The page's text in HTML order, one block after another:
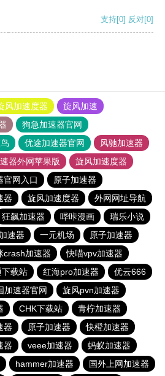
支持[0] 反对[0]
风加速度器
旋风加速
狗急加速器官网
优途加速器官网
风驰加速器
器外网苹果版
旋风加速度器
官网入口
原子加速器
器 旋风加速度器
外网网址导航
狂飙加速器 哔咔漫画
瑞乐小说
速器 一元机场
原子加速器
crash加速器
快喵vpv加速器
下载站 红海pro加速器
优云666
加速器官网
旋风pvn加速器
CHK下载站
青柠加速器
器 原子加速器
快橙加速器
器 veee加速器
蚂蚁加速器
hammer加速器 国外上网加速器